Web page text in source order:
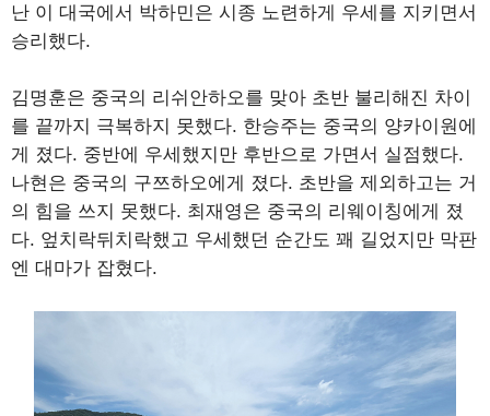
난 이 대국에서 박하민은 시종 노련하게 우세를 지키면서
승리했다.
김명훈은 중국의 리쉬안하오를 맞아 초반 불리해진 차이
를 끝까지 극복하지 못했다. 한승주는 중국의 양카이원에
게 졌다. 중반에 우세했지만 후반으로 가면서 실점했다.
나현은 중국의 구쯔하오에게 졌다. 초반을 제외하고는 거
의 힘을 쓰지 못했다. 최재영은 중국의 리웨이칭에게 졌
다. 엎치락뒤치락했고 우세했던 순간도 꽤 길었지만 막판
엔 대마가 잡혔다.